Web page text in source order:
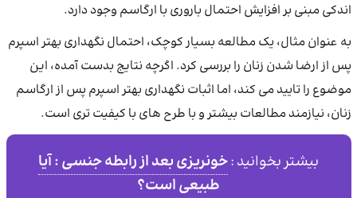
اندکی مبنی بر افزایش احتمال باروری با ارگاسم وجود دارد.
به عنوان مثال، یک مطالعه بسیار کوچک، احتمال نگهداری بهتر اسپرم
پس از ارضا شدن زنان را بررسی کرد. اگرچه نتایج بدست آمده، این
موضوع را تایید می کند، اما اثبات نگهداری بهتر اسپرم پس از ارگاسم
زنان، نیازمند مطالعات بیشتر و با طرح های با کیفیت تری است.
بیشتر بخوانید :خونریزی بعد از رابطه جنسی : آیا
طبیعی است؟